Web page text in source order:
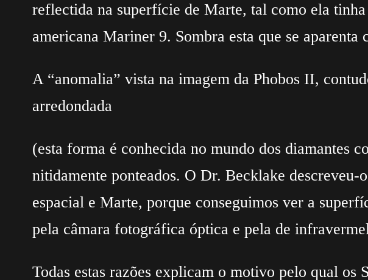
reflectida na superfície de Marte, tal como ela
americana Mariner 9. Sombra esta que se
A “anomalia” vista na imagem da Phobos II,
arredondada
(esta forma é conhecida no mundo dos diamantes
nitidamente ponteados. O Dr. Becklake descreveu-
espacial e Marte, porque conseguimos ver a
pela câmara fotográfica óptica e pela de
Todas estas razões explicam o motivo pelo qual os